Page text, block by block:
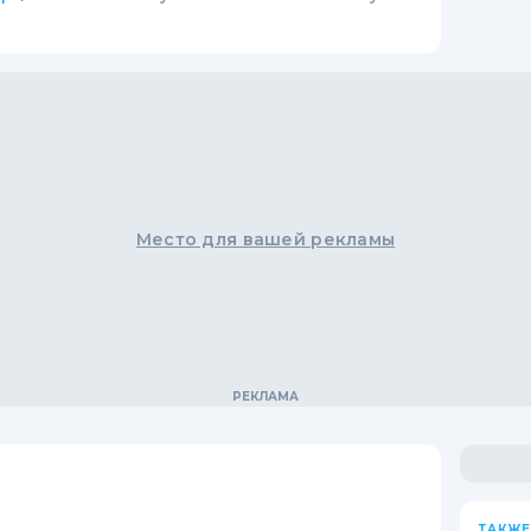
Место для вашей рекламы